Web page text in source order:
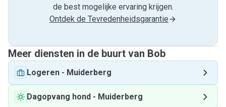
de best mogelijke ervaring krijgen.
Ontdek de Tevredenheidsgarantie
Meer diensten in de buurt van Bob
Logeren - Muiderberg
Dagopvang hond - Muiderberg